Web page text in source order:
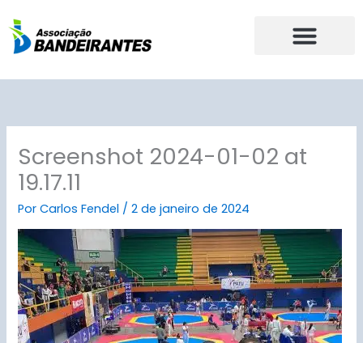
para
Screenshot 2024-01-02 at
19.17.11
PorCarlos Fendel /2 de janeiro de 2024